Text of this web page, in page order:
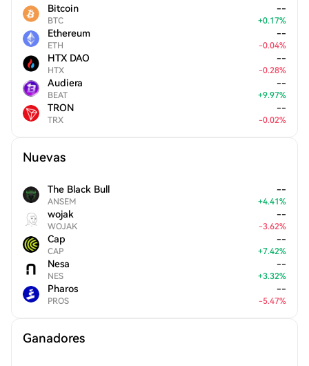
Bitcoin
BTC
--
+0.17%
Ethereum
ETH
--
-0.04%
HTX DAO
HTX
--
-0.28%
Audiera
BEAT
--
+9.97%
TRON
TRX
--
-0.02%
Nuevas
The Black Bull
ANSEM
--
+4.41%
wojak
WOJAK
--
-3.62%
Cap
CAP
--
+7.42%
Nesa
NES
--
+3.32%
Pharos
PROS
--
-5.47%
Ganadores